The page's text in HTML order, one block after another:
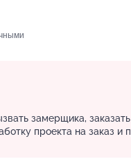
замерщика,
проекта на заказ и